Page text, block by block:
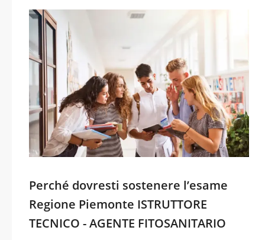
Perché dovresti sostenere l’esame
Regione Piemonte ISTRUTTORE
TECNICO - AGENTE FITOSANITARIO